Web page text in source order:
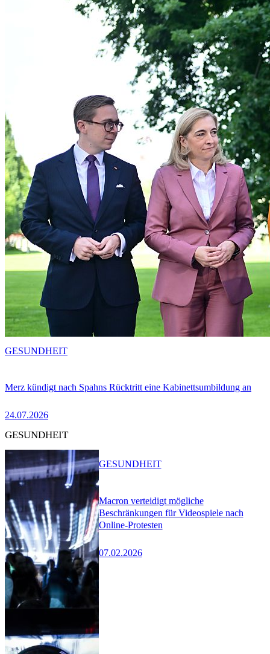
Merz kündigt nach Spahns Rücktritt eine Kabinettsumbildung an
24.07.2026
GESUNDHEIT
GESUNDHEIT
Macron verteidigt mögliche
Beschränkungen für Videospiele nach
Online-Protesten
07.02.2026
GESUNDHEIT